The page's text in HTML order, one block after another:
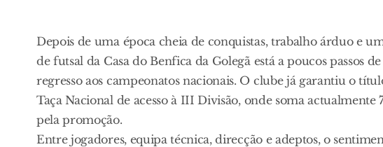
Depois de uma época cheia de conquistas, trabalho árduo e
de futsal da Casa do Benfica da Golegã está a poucos passos
regresso aos campeonatos nacionais. O clube já garantiu o
Taça Nacional de acesso à III Divisão, onde soma
pela promoção.
Entre jogadores, equipa técnica, direcção e adeptos, o